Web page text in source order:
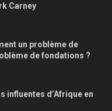
Carney
un problème de
de fondations ?
influentes d’Afrique en